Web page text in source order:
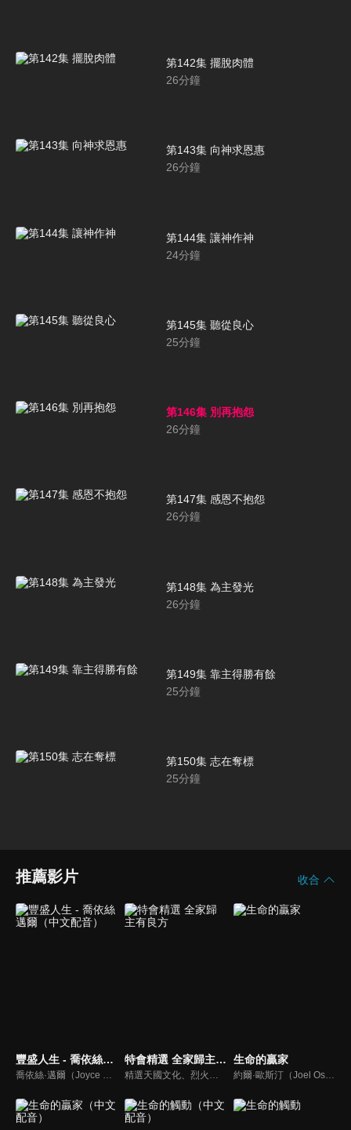
第142集 擺脫肉體
26分鐘
第143集 向神求恩惠
26分鐘
第144集 讓神作神
24分鐘
第145集 聽從良心
25分鐘
第146集 別再抱怨
26分鐘
第147集 感恩不抱怨
26分鐘
第148集 為主發光
26分鐘
第149集 靠主得勝有餘
25分鐘
第150集 志在奪標
25分鐘
推薦影片 收合
豐盛人生 - 喬依絲邁爾（中文配音） 特會精選 全家歸主有良方 生命的贏家
約爾·歐斯汀（Joel Osteen）綽號是「微笑的傳道者」，是美國的宣教士、電視佈道家和作家，他在美國最大的基督教會湖木教會擔任主任牧師。2004年，他的第一本書「活出美好」，首次出版就登上紐約時報暢銷書的榜首，這本書在紐約時報暢銷200多週。